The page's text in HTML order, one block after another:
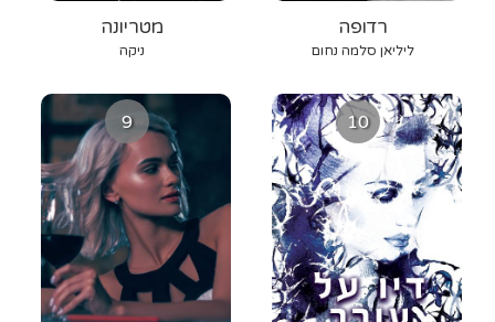
מטריונה
ניקה
רדופה
ליליאן סלמה נחום
9 10